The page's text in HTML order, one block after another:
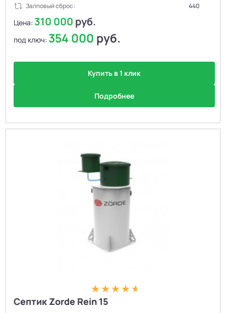
Залповый сброс:
440
Цена: 310 000 руб.
под ключ: 354 000 руб.
Купить в 1 клик
Подробнее
Септик Zorde Rein 15